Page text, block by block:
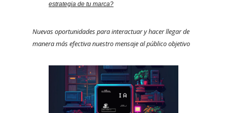
estrategia de tu marca?
Nuevas oportunidades para interactuar y hacer llegar de
manera más efectiva nuestro mensaje al público objetivo